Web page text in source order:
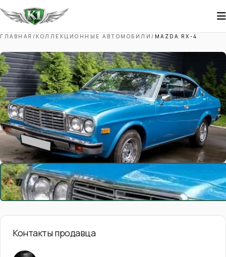
ГЛАВНАЯ / КОЛЛЕКЦИОННЫЕ АВТОМОБИЛИ / MAZDA RX-4
Контакты продавца